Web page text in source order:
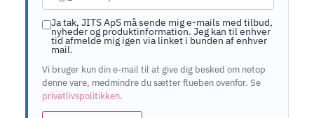
Ja tak, JITS ApS må sende mig e-mails med tilbud,
nyheder og produktinformation. Jeg kan til enhver
tid afmelde mig igen via linket i bunden af enhver
mail.
Vi bruger kun din e-mail til at give dig besked om netop
denne vare, medmindre du sætter flueben ovenfor. Se
privatlivspolitikken.